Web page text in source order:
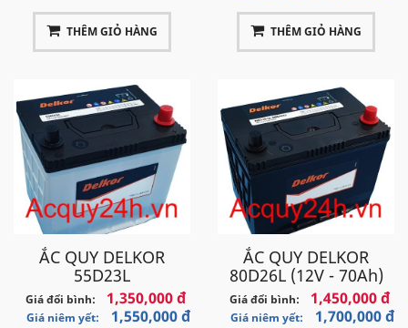
THÊM GIỎ HÀNG THÊM GIỎ HÀNG
ẮC QUY DELKOR
55D23L
Giá đổi bình: 1,350,000 đ
Giá niêm yết: 1,550,000 đ
ẮC QUY DELKOR
80D26L (12V - 70Ah)
Giá đổi bình: 1,450,000 đ
Giá niêm yết: 1,700,000 đ